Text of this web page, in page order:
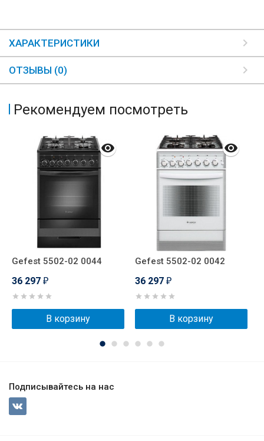
ХАРАКТЕРИСТИКИ
ОТЗЫВЫ (0)
Рекомендуем посмотреть
Gefest 5502-02 0044
36 297 ₽
В корзину
Gefest 5502-02 0042
36 297 ₽
В корзину
Подписывайтесь на нас